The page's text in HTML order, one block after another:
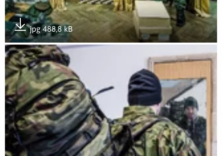
jpg 488,8 kB
Pobierz załącznik
Otwórz załącznik Skwierzyna - pierwszy zaciąg ochotników